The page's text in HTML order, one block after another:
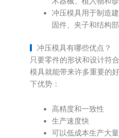
冲压模具用于制造
固件、夹子和结构部
冲压模具有哪些优点？
只要零件的形状和设计符
模具就能带来许多重要的
下优势：
高精度和一致性
生产速度快
可以低成本生产大